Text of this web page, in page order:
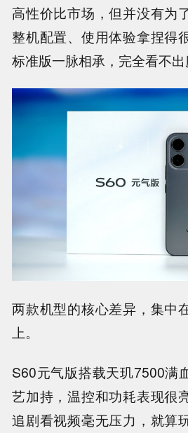
高性价比市场，但并没有为
整机配置、使用体验拿捏得
标准版一脉相承，完全看不出
两款机型的核心差异，集中
上。
S60元气版搭载天玑7500满
艺加持，温控和功耗表现很
追剧看视频毫无压力，就算